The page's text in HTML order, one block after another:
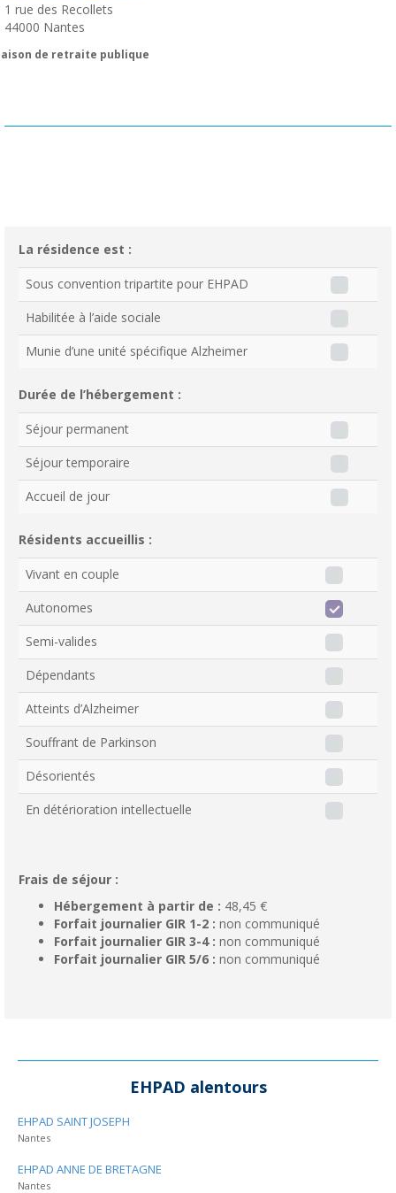
1 rue des Recollets
44000 Nantes
de retraite publique
La résidence est :
Sous convention tripartite pour EHPAD
Habilitée à l’aide sociale
Munie d’une unité spécifique Alzheimer
Durée de l’hébergement :
Séjour permanent
Séjour temporaire
Accueil de jour
Résidents accueillis :
Vivant en couple
Autonomes
Semi-valides
Dépendants
Atteints d’Alzheimer
Souffrant de Parkinson
Désorientés
En détérioration intellectuelle
Frais de séjour :
Hébergement à partir de : 48,45 €
Forfait journalier GIR 1-2 : non communiqué
Forfait journalier GIR 3-4 : non communiqué
Forfait journalier GIR 5/6 : non communiqué
EHPAD alentours
EHPAD SAINT JOSEPH
Nantes
EHPAD ANNE DE BRETAGNE
Nantes